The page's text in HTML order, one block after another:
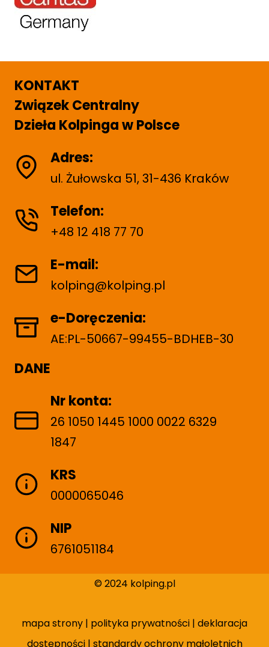
KONTAKT
Związek Centralny
Dzieła Kolpinga w Polsce
Adres:
ul. Żułowska 51, 31-436 Kraków
Telefon:
+48 12 418 77 70
E-mail:
kolping@kolping.pl
e-Doręczenia:
AE:PL-50667-99455-BDHEB-30
DANE
Nr konta:
26 1050 1445 1000 0022 6329
1847
KRS
0000065046
NIP
6761051184
© 2024 kolping.pl
mapa strony | polityka prywatności | deklaracja
dostępności| standardy ochrony małoletnich